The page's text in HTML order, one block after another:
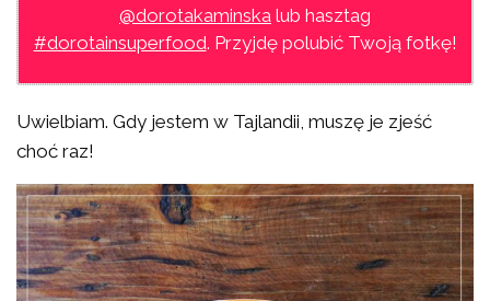
@dorotakaminska lub hasztag
#dorotainsuperfood. Przyjdę polubić Twoją fotkę!
Uwielbiam. Gdy jestem w Tajlandii, muszę je zjeść
choć raz!